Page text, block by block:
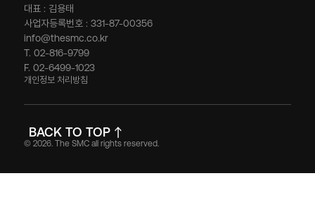
대표 : 김용태
사업자등록번호 : 331-87-00356
info@thesmc.co.kr
T. 02-816-9799
F. 02-6499-1023
개인정보 처리방침
© 2026. The SMC all rights reserved.
BACK TO TOP